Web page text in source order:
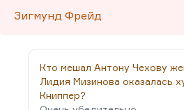
если говорить ещё глубже, то
глубже смотреть, то
Чернышевского «Что
абсолютно пересмотрел
Зигмунд Фрейд
Кто мешал Антону Чехову
Лидия Мизинова оказалась
Книппер?